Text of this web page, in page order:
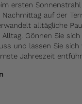
ersten
auf der
alltägliche
Gönnen Sie sich
und lassen Sie sich
Jahreszeit